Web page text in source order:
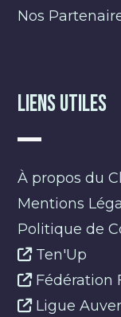
Nos
Liens Utiles
À propos du
Mentions
Politique de
Ten'Up
Fédération
Ligue